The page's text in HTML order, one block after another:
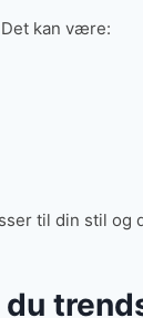
kan være:
til din stil og